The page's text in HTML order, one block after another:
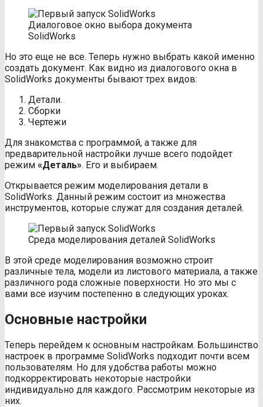
Диалоговое окно выбора документа
SolidWorks
Но это еще не все. Теперь нужно выбрать какой именно
создать документ. Как видно из диалогового окна в
SolidWorks документы бывают трех видов:
Детали.
Сборки
Чертежи
Для знакомства с программой, а также для
предварительной настройки лучше всего подойдет
режим «Деталь». Его и выбираем.
Открывается режим моделирования детали в
SolidWorks. Данный режим состоит из множества
инструментов, которые служат для создания деталей.
Среда моделирования деталей SolidWorks
В этой среде моделирования возможно строит
различные тела, модели из листового материала, а также
различного рода сложные поверхности. Но это мы с
вами все изучим постепенно в следующих уроках.
Основные настройки
Теперь перейдем к основным настройкам. Большинство
настроек в программе SolidWorks подходит почти всем
пользователям. Но для удобства работы можно
подкорректировать некоторые настройки
индивидуально для каждого. Рассмотрим некоторые из
них.